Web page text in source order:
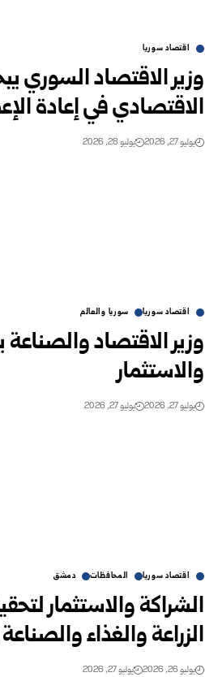
اقتصاد سوريا
وزير الاقتصاد السوري
الاقتصادي في إعادة
يوليو 27, 2026 يوليو 28, 2026
اقتصاد سوريا سوريا والعالم
وزير الاقتصاد
والاستثمار
يوليو 27, 2026 يوليو 27, 2026
اقتصاد سوريا المحافظات دمشق
الشراكة والاستثمار
الزراعة والغذاء
يوليو 26, 2026 يوليو 27, 2026